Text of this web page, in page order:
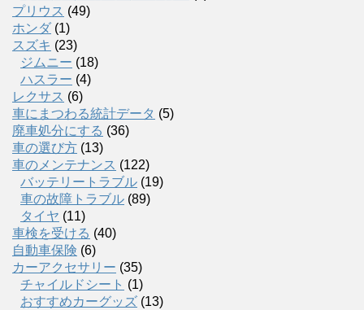
プリウス (49)
ホンダ (1)
スズキ (23)
ジムニー (18)
ハスラー (4)
レクサス (6)
車にまつわる統計データ (5)
廃車処分にする (36)
車の選び方 (13)
車のメンテナンス (122)
バッテリートラブル (19)
車の故障トラブル (89)
タイヤ (11)
車検を受ける (40)
自動車保険 (6)
カーアクセサリー (35)
チャイルドシート (1)
おすすめカーグッズ (13)